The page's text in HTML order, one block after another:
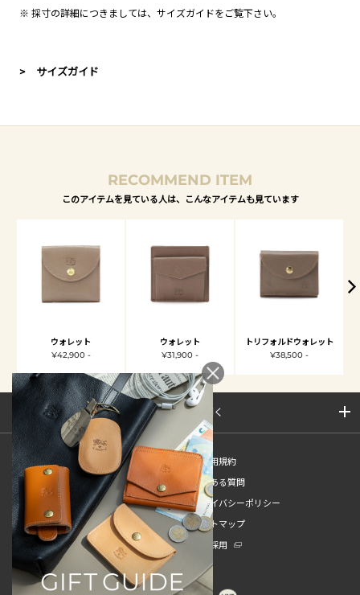
※ 採寸の詳細につきましては、 サイズガイドをご覧下さい。
> サイズガイド
RECOMMEND ITEM
このアイテムを見ている人は、こんなアイテムも見ています
ウォレット
¥42,900 -
ウォレット
¥31,900 -
トリフォルドウォレット
¥38,500 -
サイトマップを開く
新規会員登録
ご利用規約
ご利用ガイド
よくある質問
特定商取引法
プライバシーポリシー
お問い合わせ
サイトマップ
販売スタッフ中途採用
新卒採用